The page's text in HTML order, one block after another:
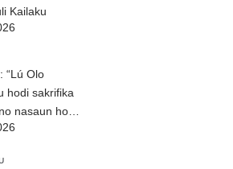
Kailaku
“Lú Olo
hodi sakrifika
nasaun ho